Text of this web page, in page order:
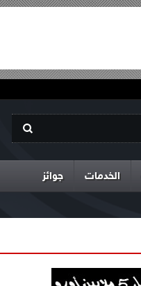
الخدمات جوائز